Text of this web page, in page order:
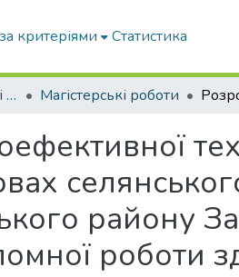
критеріями Статистика
Кваліфікаційні випускні роботи бакалаврів і магістрів Магістерські роботи
району
роботи